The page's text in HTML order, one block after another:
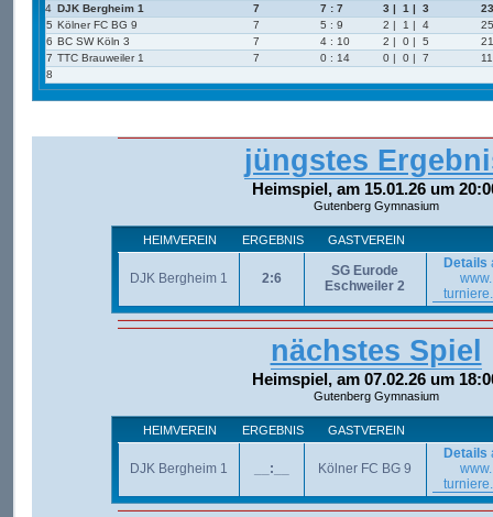
4 DJK Bergheim 1 7 7 : 7 3 | 1 | 3
5 Kölner FC BG 9 7 5 : 9 2 | 1 | 4
6 BC SW Köln 3 7 4 : 10 2 | 0 | 5
7 TTC Brauweiler 1 7 0 : 14 0 | 0 | 7
8
jüngstes
Heimspiel, am 15.01.26 um
Gutenberg Gymnasium
HEIMVEREIN ERGEBNIS GASTVEREIN
DJK Bergheim 1 2:6
SG Eurode
Eschweiler 2
Details
www.
nächstes Spiel
Heimspiel, am 07.02.26 um
Gutenberg Gymnasium
HEIMVEREIN ERGEBNIS GASTVEREIN
DJK Bergheim 1 __:__ Kölner FC BG 9
Details
www.